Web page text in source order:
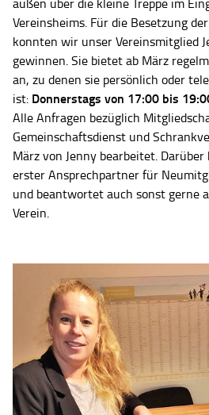
außen über die kleine Treppe im
Vereinsheims. Für die Besetzung
konnten wir unser Vereinsmitglied
gewinnen. Sie bietet ab März
an, zu denen sie persönlich oder
ist: Donnerstags von 17:00 bis
Alle Anfragen bezüglich
Gemeinschaftsdienst und
März von Jenny bearbeitet.
erster Ansprechpartner für
und beantwortet auch sonst gerne
Verein.